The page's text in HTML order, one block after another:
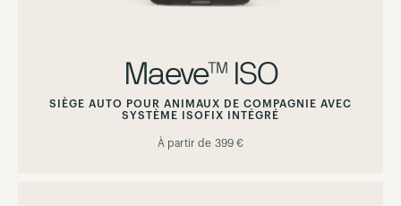
Maeve™ ISO
SIÈGE AUTO POUR ANIMAUX DE COMPAGNIE AVEC
SYSTÈME ISOFIX INTÉGRÉ
À partir de 399 €